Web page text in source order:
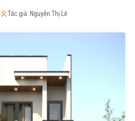
Tác giả: Nguyễn Thị Lê